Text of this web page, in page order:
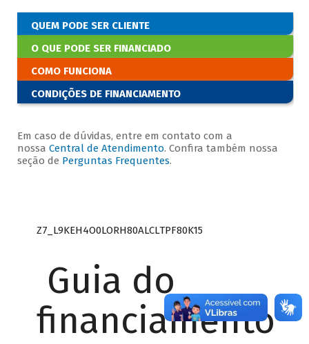
QUEM PODE SER CLIENTE
O QUE PODE SER FINANCIADO
COMO FUNCIONA
CONDIÇÕES DE FINANCIAMENTO
Em caso de dúvidas, entre em contato com a
nossa Central de Atendimento. Confira também nossa
seção de Perguntas Frequentes.
Z7_L9KEH4O0LORH80ALCLTPF80K15
Guia do
financiamento